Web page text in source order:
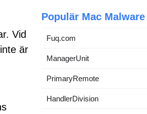
Vid
är
Populär Mac Malware
Fuq.com
ManagerUnit
PrimaryRemote
HandlerDivision